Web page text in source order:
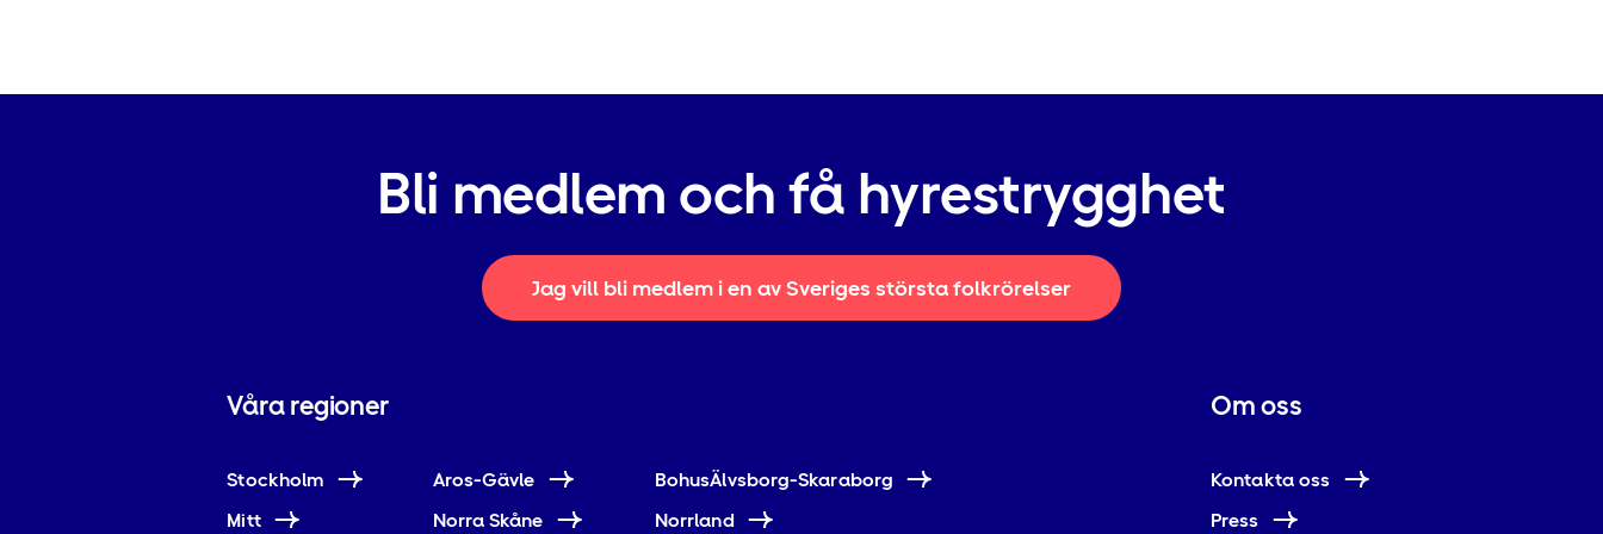
Bli medlem och få hyrestrygghet
Jag vill bli medlem i en av Sveriges största folkrörelser
Våra regioner
Stockholm Aros-Gävle
BohusÄlvsborg-Skaraborg
Mitt
Norra Skåne Norrland
Om oss
Kontakta oss
Press